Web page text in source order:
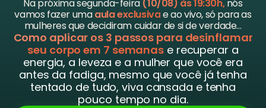
Na próxima segunda-feira (10/08) às 19:30h, nós
vamos fazer umaaula exclusivae ao vivo, só para as
mulheres que decidiram cuidar de si de verdade…
Como aplicar os 3 passos para desinflamar
seu corpo em 7 semanas e recuperar a
energia, a leveza e a mulher que você era
antes da fadiga, mesmo que você já tenha
tentado de tudo, viva cansada e tenha
pouco tempo no dia.